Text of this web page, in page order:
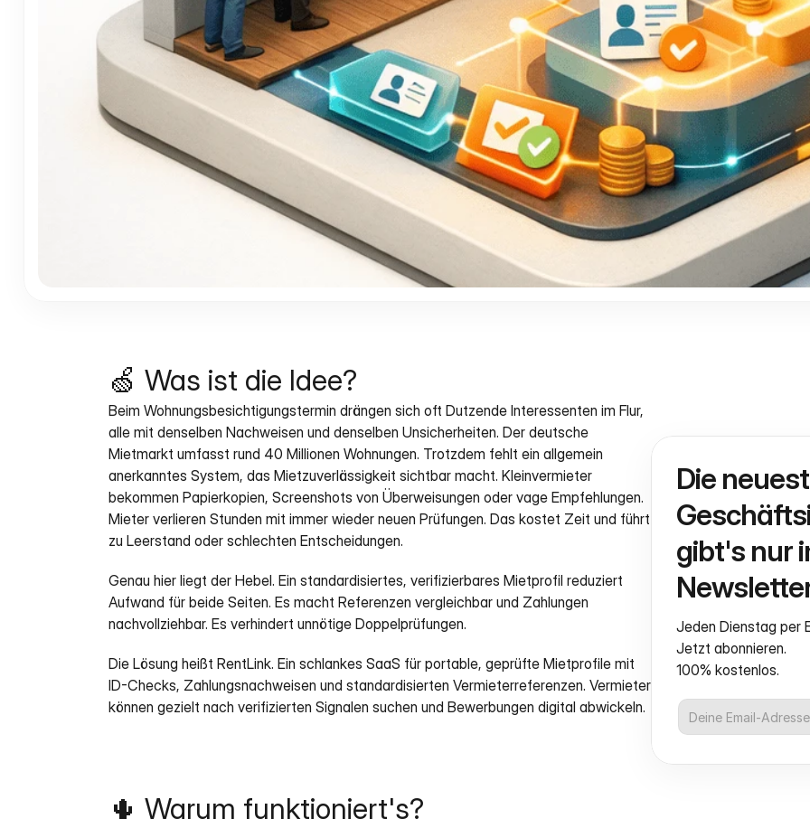
🍏 Was ist die Idee?
Beim Wohnungsbesichtigungstermin drängen sich oft Dutzende Interessenten im Flur,
alle mit denselben Nachweisen und denselben Unsicherheiten. Der deutsche
Mietmarkt umfasst rund 40 Millionen Wohnungen. Trotzdem fehlt ein allgemein
anerkanntes System, das Mietzuverlässigkeit sichtbar macht. Kleinvermieter
bekommen Papierkopien, Screenshots von Überweisungen oder vage Empfehlungen.
Mieter verlieren Stunden mit immer wieder neuen Prüfungen. Das kostet Zeit und führt
zu Leerstand oder schlechten Entscheidungen.
Genau hier liegt der Hebel. Ein standardisiertes, verifizierbares Mietprofil reduziert
Aufwand für beide Seiten. Es macht Referenzen vergleichbar und Zahlungen
nachvollziehbar. Es verhindert unnötige Doppelprüfungen.
Die Lösung heißt RentLink. Ein schlankes SaaS für portable, geprüfte Mietprofile mit
ID-Checks, Zahlungsnachweisen und standardisierten Vermieterreferenzen. Vermieter
können gezielt nach verifizierten Signalen suchen und Bewerbungen digital abwickeln.
🌵 Warum funktioniert's?
Die
gibt's nur
Jeden Dienstag per
Jetzt abonnieren.
100% kostenlos.